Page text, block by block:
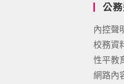
公
內控聲
校務資
性平教
網路內